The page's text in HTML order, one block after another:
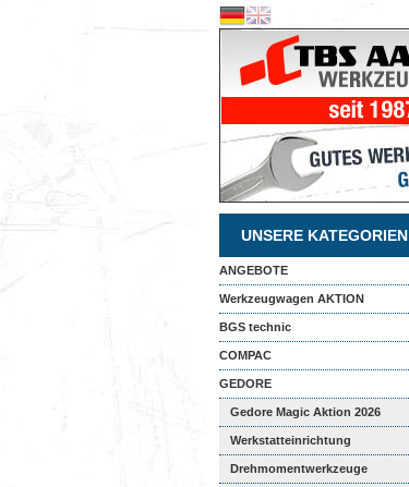
UNSERE KATEGORIEN
ANGEBOTE
Werkzeugwagen AKTION
BGS technic
COMPAC
GEDORE
Gedore Magic Aktion 2026
Werkstatteinrichtung
Drehmomentwerkzeuge